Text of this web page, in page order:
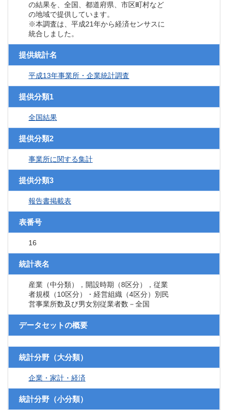
の結果を、全国、都道府県、市区町村など
の地域で提供しています。
※本調査は、平成21年から経済センサスに
統合しました。
提供統計名
平成13年事業所・企業統計調査
提供分類1
全国結果
提供分類2
事業所に関する集計
提供分類3
報告書掲載表
表番号
16
統計表名
産業（中分類），開設時期（8区分），従業
者規模（10区分）・経営組織（4区分）別民
営事業所数及び男女別従業者数－全国
データセットの概要
統計分野（大分類）
企業・家計・経済
統計分野（小分類）